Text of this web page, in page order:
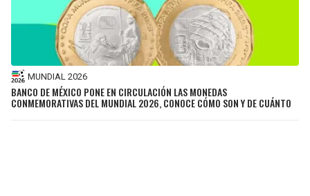
MUNDIAL 2026
BANCO DE MÉXICO PONE EN CIRCULACIÓN LAS MONEDAS
CONMEMORATIVAS DEL MUNDIAL 2026, CONOCE CÓMO SON Y DE CUÁNTO